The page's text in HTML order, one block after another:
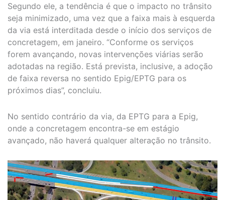
Segundo ele, a tendência é que o impacto no trânsito
seja minimizado, uma vez que a faixa mais à esquerda
da via está interditada desde o início dos serviços de
concretagem, em janeiro. “Conforme os serviços
forem avançando, novas intervenções viárias serão
adotadas na região. Está prevista, inclusive, a adoção
de faixa reversa no sentido Epig/EPTG para os
próximos dias”, concluiu.
No sentido contrário da via, da EPTG para a Epig,
onde a concretagem encontra-se em estágio
avançado, não haverá qualquer alteração no trânsito.